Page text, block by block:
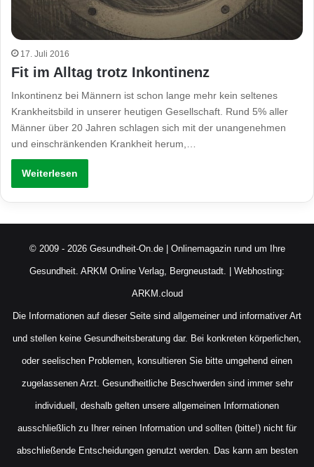
17. Juli 2016
Fit im Alltag trotz Inkontinenz
Inkontinenz bei Männern ist schon lange mehr kein seltenes
Krankheitsbild in unserer heutigen Gesellschaft. Rund 5% aller
Männer über 20 Jahren schlagen sich mit der unangenehmen
und einschränkenden Krankheit herum,…
Weiterlesen
© 2009 - 2026 Gesundheit-On.de | Onlinemagazin rund um Ihre
Gesundheit. ARKM Online Verlag, Bergneustadt. | Webhosting:
ARKM.cloud
Die Informationen auf dieser Seite sind allgemeiner und informativer Art
und stellen keine Gesundheitsberatung dar. Bei konkreten körperlichen,
oder seelischen Problemen, konsultieren Sie bitte umgehend einen
zugelassenen Arzt. Gesundheitliche Beschwerden sind immer sehr
individuell, deshalb gelten unsere allgemeinen Informationen
ausschließlich zu Ihrer reinen Information und sollten (bitte!) nicht für
abschließende Entscheidungen genutzt werden. Das kann am besten